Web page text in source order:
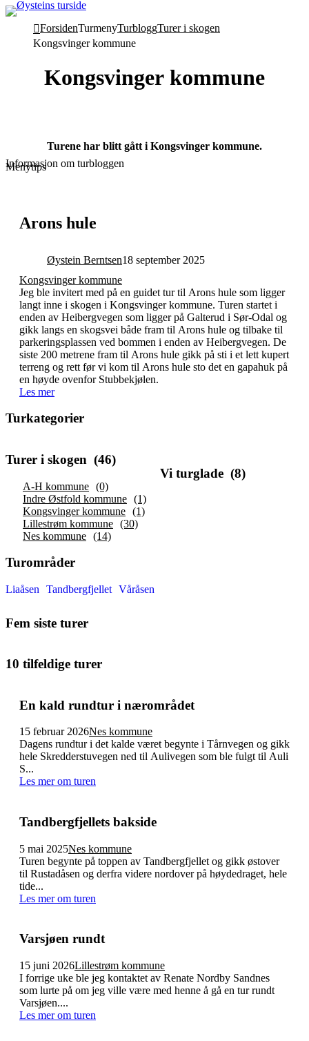
ForsidenTurmenyTurbloggTurer i skogen
Kongsvinger kommune
Kongsvinger kommune
Turene har blitt gått i Kongsvinger kommune.
Informasjon om turbloggen
Menytips
Arons hule
Øystein Berntsen18 september 2025
Kongsvinger kommune
Jeg ble invitert med på en guidet tur til Arons hule som ligger
langt inne i skogen i Kongsvinger kommune. Turen startet i
enden av Heibergvegen som ligger på Galterud i Sør-Odal og
gikk langs en skogsvei både fram til Arons hule og tilbake til
parkeringsplassen ved bommen i enden av Heibergvegen. De
siste 200 metrene fram til Arons hule gikk på sti i et lett kupert
terreng og rett før vi kom til Arons hule sto det en gapahuk på
en høyde ovenfor Stubbekjølen.
Les mer
Turkategorier
Turer i skogen (46)
A-H kommune (0)
Indre Østfold kommune (1)
Kongsvinger kommune (1)
Lillestrøm kommune (30)
Nes kommune (14)
Vi turglade (8)
Turområder
Liaåsen Tandbergfjellet Våråsen
Fem siste turer
Hammeren til Elghytta og Kohinor
Les mer
10 tilfeldige turer
En kald rundtur i nærområdet
15 februar 2026Nes kommune
Dagens rundtur i det kalde været begynte i Tårnvegen og gikk
hele Skredderstuvegen ned til Aulivegen som ble fulgt til Auli
S...
Les mer om turen
Tandbergfjellets bakside
5 mai 2025Nes kommune
Turen begynte på toppen av Tandbergfjellet og gikk østover
til Rustadåsen og derfra videre nordover på høydedraget, hele
tide...
Les mer om turen
Varsjøen rundt
15 juni 2026Lillestrøm kommune
I forrige uke ble jeg kontaktet av Renate Nordby Sandnes
som lurte på om jeg ville være med henne å gå en tur rundt
Varsjøen....
Les mer om turen